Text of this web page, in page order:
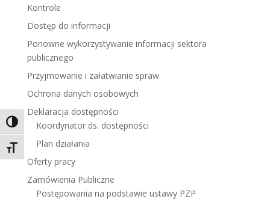
Toggle High Contrast
Toggle Font size
Kontrole
Dostęp do informacji
Ponowne wykorzystywanie informacji sektora
publicznego
Przyjmowanie i załatwianie spraw
Ochrona danych osobowych
Deklaracja dostępności
Koordynator ds. dostępności
Plan działania
Oferty pracy
Zamówienia Publiczne
Postępowania na podstawie ustawy PZP